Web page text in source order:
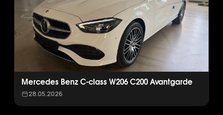
Mercedes Benz C-class W206 C200 Avantgarde
28.05.2026